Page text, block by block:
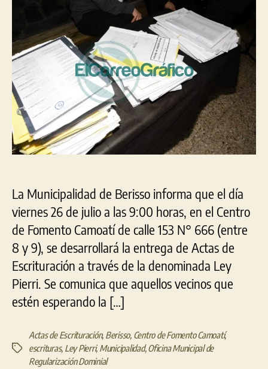
en
La Municipalidad de Berisso informa que el día
viernes 26 de julio a las 9:00 horas, en el Centro
de Fomento Camoatí de calle 153 N° 666 (entre
8 y 9), se desarrollará la entrega de Actas de
Escrituración a través de la denominada Ley
Pierri. Se comunica que aquellos vecinos que
estén esperando la […]
Etiquetas
Actas de Escrituración, Berisso, Centro de Fomento Camoatí,
escrituras, Ley Pierri, Municipalidad,Oficina Municipal de
Regularización Dominial